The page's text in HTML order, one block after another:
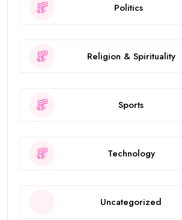
Politics
Religion & Spirituality
Sports
Technology
Uncategorized